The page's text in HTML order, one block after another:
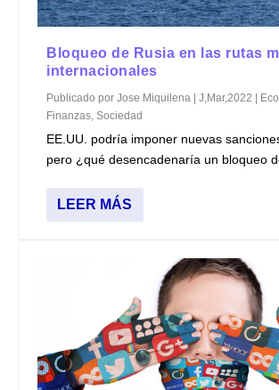
Bloqueo de Rusia en las rutas
internacionales
Publicado porJose Miquilena |J,Mar,2022 |
Finanzas ,Sociedad
EE.UU. podría imponer nuevas
pero ¿qué desencadenaría un bloqueo
LEER MÁS